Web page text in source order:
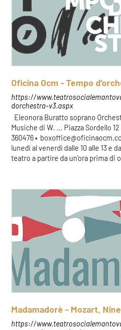
Oficina Ocm - Tempo
https://
dorchestra-v3.aspx
Eleonora Buratto soprano
Musiche di W. ... Piazza Sordello
360476 •
lunedì al venerdì dalle 10 alle 13 e
teatro a partire da un’ora prima di
Madamadorè - Mozart,
https://